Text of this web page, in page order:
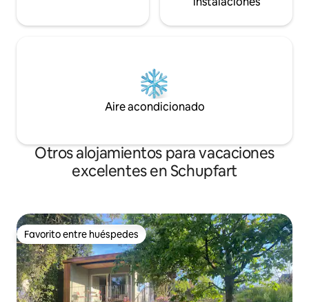
Aire acondicionado
Otros alojamientos para vacaciones
excelentes en Schupfart
Favorito entre huéspedes
Favorito entre huéspedes